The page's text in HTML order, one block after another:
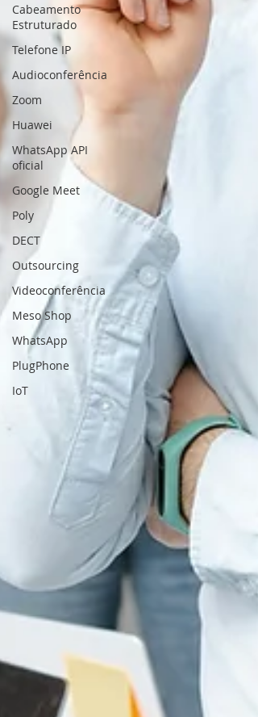
Cabeamento
Estruturado
Telefone IP
Audioconferência
Zoom
Huawei
WhatsApp API
oficial
Google Meet
Poly
DECT
Outsourcing
Videoconferência
Meso Shop
WhatsApp
PlugPhone
IoT